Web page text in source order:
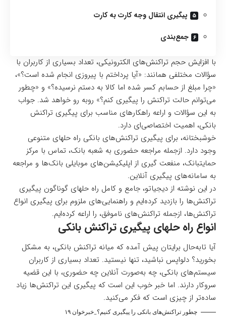
پیگیری انتقال وجه کارت به کارت
جمع‌بندی
با افزایش حجم تراکنش‌های الکترونیکی، تعداد بسیاری از کاربران با
سؤالات مختلفی همانند: «آیا پرداختم با پیروزی انجام شده است؟»،
«چرا مبلغ از حسابم کسر شده اما کالا به دستم نرسیده؟» و «چطور
می‌توانم حالت تراکنش را پیگیری کنم؟» روبه رو خواهد شد. جواب
به این سؤالات و اراعه راهکارهای مناسب برای پیگیری تراکنش
بانکی، اهمیت اختصاصی‌ای دارد.
خوشبختانه، برای پیگیری تراکنش‌های بانکی راه حلهای متنوعی
وجود دارد. ازجمله مراجعه حضوری به شعبه بانک، تماس با مرکز
حمایتبانک، منفعت گیری از اپلیکیشن‌های موبایلی بانک‌ها و مراجعه
به سامانه‌های پیگیری آنلاین.
در این نوشته از دیجیاتو، جامع و کامل راه حلهای گوناگون پیگیری
تراکنش‌ها را بازدید کرده‌ایم و راهنمایی‌های ملزوم برای پیگیری انواع
تراکنش‌ها، ازجمله تراکنش‌های ناموفق، را اراعه کرده‌ایم.
انواع راه حلهای پیگیری تراکنش بانکی
آیا تابه‌حال برایتان پیش آمده که میانه تراکنش بانکی، به مشکل
بخورید؟ دلواپس نباشید، تنها نیستید. تعداد بسیاری از کاربران
سیستم‌های بانکی، چه به‌صورت آنلاین چه حضوری، با این قضیه
سروکار دارند. اما خبر خوب این است که پیگیری این تراکنش‌ها زیاد
ساده‌تر از چیزی است که فکر می‌کنید.
چطور تراکنش‌های بانکی را پیگیری کنیم؟_خبرخوان ۱۹